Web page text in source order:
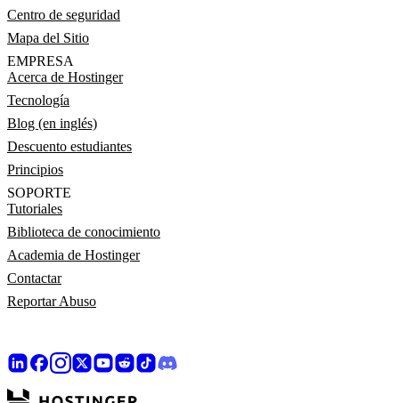
Centro de seguridad
Mapa del Sitio
EMPRESA
Acerca de Hostinger
Tecnología
Blog (en inglés)
Descuento estudiantes
Principios
SOPORTE
Tutoriales
Biblioteca de conocimiento
Academia de Hostinger
Contactar
Reportar Abuso